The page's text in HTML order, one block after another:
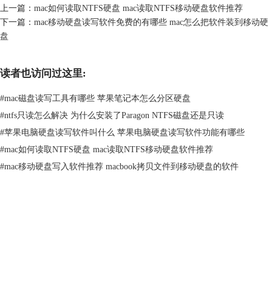
包，在mac中安装，即可使mac获得对ntfs格式磁盘的正常读写权限。然
后，使用工具栏内【认证】可以检查/修复问题硬盘；使用【擦除】可以
转换选中硬盘格式。
二、mac无法读取u盘怎么办
上一篇： mac如何读取NTFS硬盘 mac读取NTFS移动硬盘软件推荐
下一篇： mac移动硬盘读写软件免费的有哪些 mac怎么把软件装到移动硬
盘
读者也访问过这里:
#mac磁盘读写工具有哪些 苹果笔记本怎么分区硬盘
#ntfs只读怎么解决 为什么安装了Paragon NTFS磁盘还是只读
#苹果电脑硬盘读写软件叫什么 苹果电脑硬盘读写软件功能有哪些
#mac如何读取NTFS硬盘 mac读取NTFS移动硬盘软件推荐
#mac移动硬盘写入软件推荐 macbook拷贝文件到移动硬盘的软件